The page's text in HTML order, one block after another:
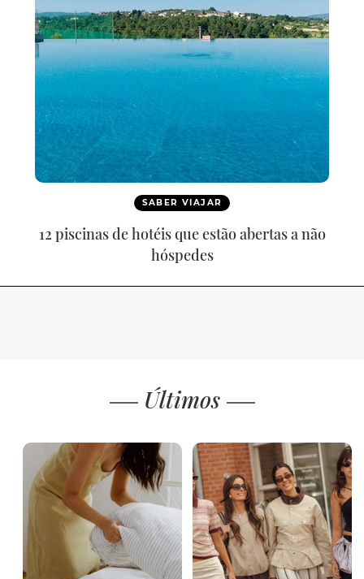
SABER VIAJAR
12 piscinas de hotéis que estão abertas a não
hóspedes
Últimos